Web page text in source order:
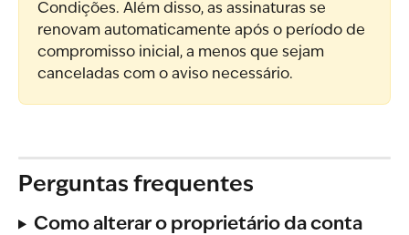
Condições. Além disso, as assinaturas se
renovam automaticamente após o período de
compromisso inicial, a menos que sejam
canceladas com o aviso necessário.
Perguntas frequentes
Como alterar o proprietário da conta